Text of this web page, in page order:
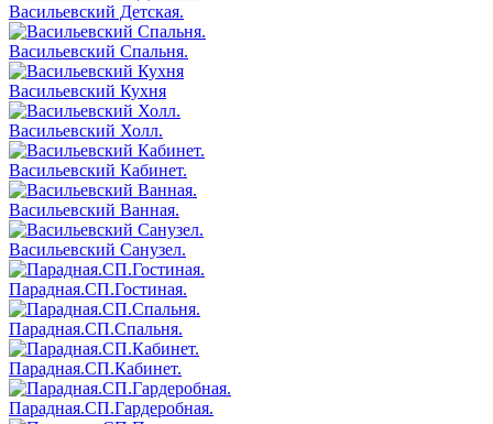
Васильевский Детская.
Васильевский Спальня.
Васильевский Кухня
Васильевский Холл.
Васильевский Кабинет.
Васильевский Ванная.
Васильевский Санузел.
Парадная.СП.Гостиная.
Парадная.СП.Спальня.
Парадная.СП.Кабинет.
Парадная.СП.Гардеробная.